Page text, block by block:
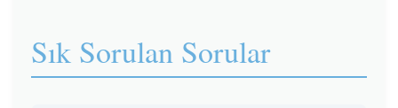
Sık Sorulan Sorular